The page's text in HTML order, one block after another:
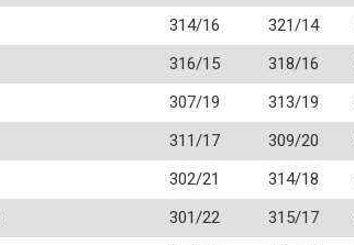
314/16 321/14
316/15 318/16
307/19 313/19
311/17 309/20
302/21 314/18
301/22 315/17